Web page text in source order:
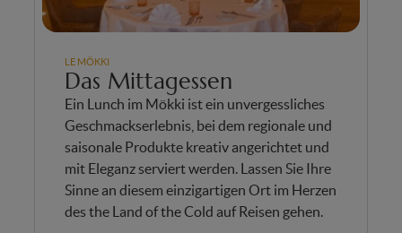
LE MÖKKI
Das Mittagessen
Ein Lunch im Mökki ist ein unvergessliches
Geschmackserlebnis, bei dem regionale und
saisonale Produkte kreativ angerichtet und
mit Eleganz serviert werden. Lassen Sie Ihre
Sinne an diesem einzigartigen Ort im Herzen
des the Land of the Cold auf Reisen gehen.